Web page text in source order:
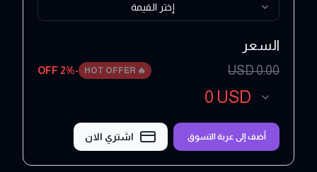
إختر القيمة
السعر
0.00
USD
🔥
HOT OFFER
-
2% OFF
0 USD
أضف إلى عربة التسوق اشتري الان